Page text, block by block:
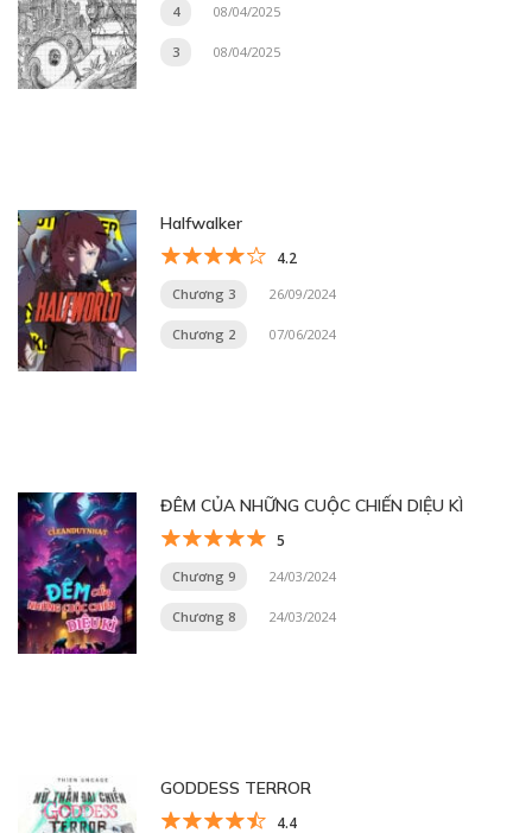
4 08/04/2025
3 08/04/2025
Halfwalker
4.2
Chương 3 26/09/2024
Chương 2 07/06/2024
ĐÊM CỦA NHỮNG CUỘC CHIẾN DIỆU KÌ
5
Chương 9 24/03/2024
Chương 8 24/03/2024
GODDESS TERROR
4.4